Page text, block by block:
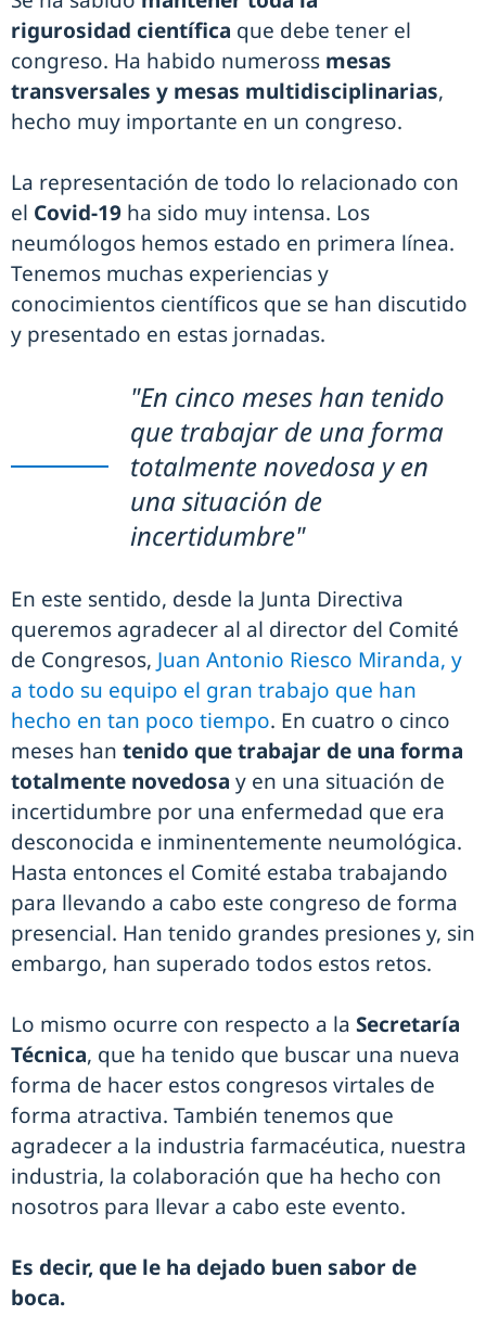
rigurosidad científica que debe tener el
congreso. Ha habido numeross mesas
transversales y mesas multidisciplinarias,
hecho muy importante en un congreso.
La representación de todo lo relacionado con
el Covid-19 ha sido muy intensa. Los
neumólogos hemos estado en primera línea.
Tenemos muchas experiencias y
conocimientos científicos que se han discutido
y presentado en estas jornadas.
"En cinco meses han tenido
que trabajar de una forma
totalmente novedosa y en
una situación de
incertidumbre"
En este sentido, desde la Junta Directiva
queremos agradecer al al director del Comité
de Congresos, Juan Antonio Riesco Miranda, y
a todo su equipo el gran trabajo que han
hecho en tan poco tiempo. En cuatro o cinco
meses han tenido que trabajar de una forma
totalmente novedosa y en una situación de
incertidumbre por una enfermedad que era
desconocida e inminentemente neumológica.
Hasta entonces el Comité estaba trabajando
para llevando a cabo este congreso de forma
presencial. Han tenido grandes presiones y, sin
embargo, han superado todos estos retos.
Lo mismo ocurre con respecto a la Secretaría
Técnica, que ha tenido que buscar una nueva
forma de hacer estos congresos virtales de
forma atractiva. También tenemos que
agradecer a la industria farmacéutica, nuestra
industria, la colaboración que ha hecho con
nosotros para llevar a cabo este evento.
Es decir, que le ha dejado buen sabor de
boca.